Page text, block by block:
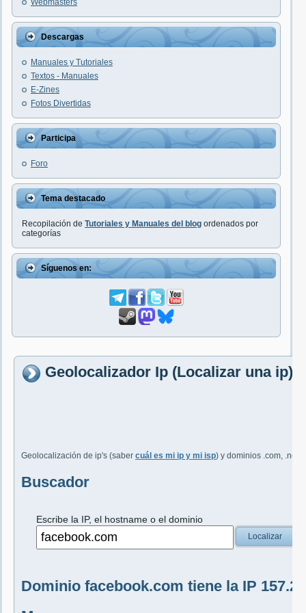
Webmasters
Descargas
Manuales y Tutoriales
Textos - Manuales
E-Zines
Fotos Divertidas
Participa
Foro
Tema destacado
Recopilación de Tutoriales y Manuales del blog ordenados por
categorías
Síguenos en:
Geolocalizador Ip (Localizar una ip)
Geolocalización de ip's (saber cuál es mi ip y mi isp) y dominios .com, .net,
Buscador
Escribe la IP, el hostname o el dominio
Localizar
Dominio facebook.com tiene la IP